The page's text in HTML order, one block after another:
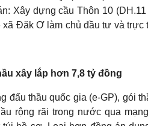
Xây dựng cầu Thôn 10
xã Đăk Ơ làm chủ đầu tư và trực
xây lắp hơn 7,8 tỷ đồng
đấu thầu quốc gia (e-GP), gói
rộng rãi trong nước qua